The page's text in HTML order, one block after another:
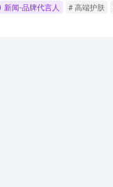
新闻-品牌代言人 # 高端护肤